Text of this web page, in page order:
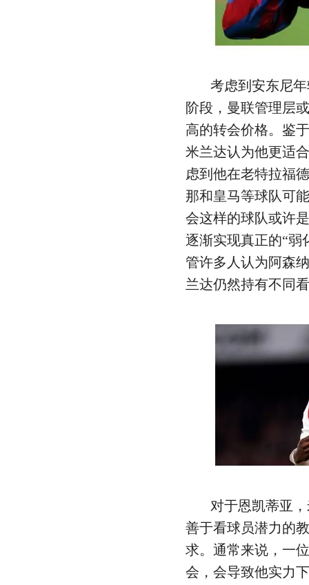
考虑到安东尼
阶段，曼联管理层
高的转会价格。鉴
米兰达认为他更适
虑到他在老特拉福
那和皇马等球队可
会这样的球队或许
逐渐实现真正的“弱
管许多人认为阿森
兰达仍然持有不同
对于恩凯蒂亚
善于看球员潜力的
求。通常来说，一
会，会导致他实力